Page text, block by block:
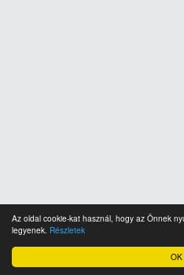
OK
Az oldal cookie-kat használ, hogy az Önnek
legyenek. Részletek